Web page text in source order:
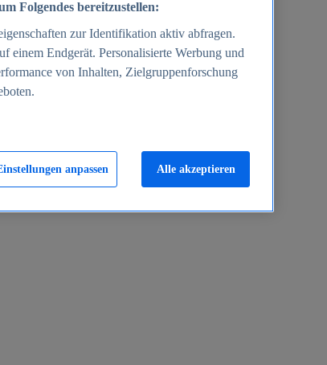
Folgendes bereitzustellen:
zur Identifikation aktiv abfragen.
einem Endgerät. Personalisierte Werbung und
von Inhalten, Zielgruppenforschung
anpassen Alle akzeptieren